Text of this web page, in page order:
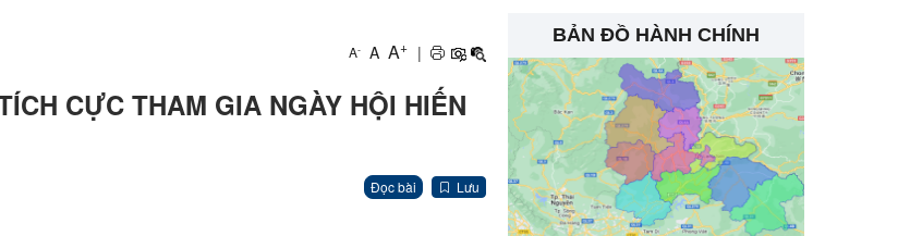
CẤP XÃ
A- A A+ |
CỰC THAM GIA NGÀY HỘI HIẾN
Đọc bài Lưu
BẢN ĐỒ HÀNH CHÍNH